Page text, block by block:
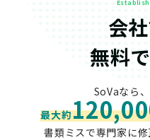
会
無料
SoVaなら
最大約
書類ミスで専門家に